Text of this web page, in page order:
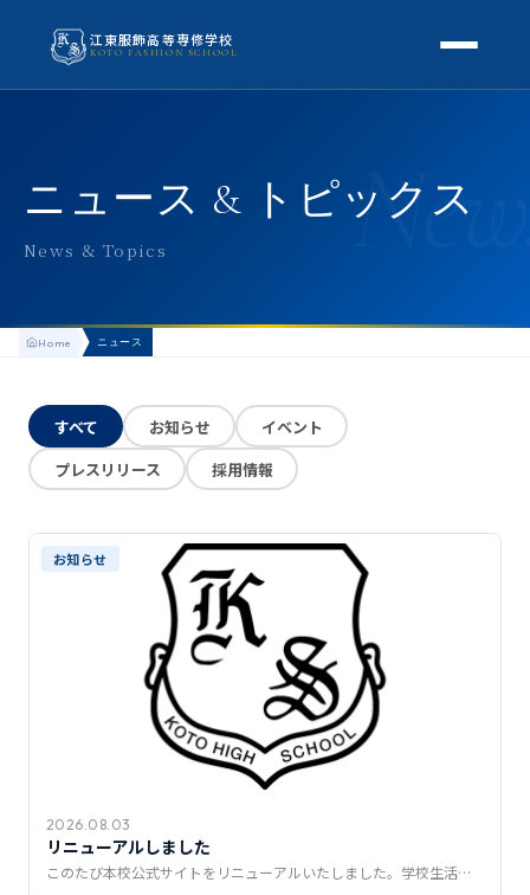
江東服飾高等専修学校
KOTO FASHION SCHOOL
アクセス
よくある質問
スクールライフ
生徒の1日
KOTO COLLECTION
卒業生インタビュー
募集要項
学費・助成金
推薦制度
転入学・編入学
オープンキャンパス
ニュース & トピックス
News & Topics
Home ニュース
すべて お知らせ
イベント
プレスリリース
採用情報
お知らせ
2026.08.03
リニューアルしました
このたび本校公式サイトをリニューアルいたしました。学校生活…